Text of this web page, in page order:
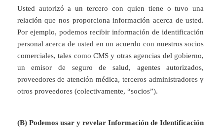
Usted autorizó a un tercero con quien tiene o tuvo una
relación que nos proporciona información acerca de usted.
Por ejemplo, podemos recibir información de identificación
personal acerca de usted en un acuerdo con nuestros socios
comerciales, tales como CMS y otras agencias del gobierno,
un emisor de seguro de salud, agentes autorizados,
proveedores de atención médica, terceros administradores y
otros proveedores (colectivamente, “socios”).
(B) Podemos usar y revelar Información de Identificación